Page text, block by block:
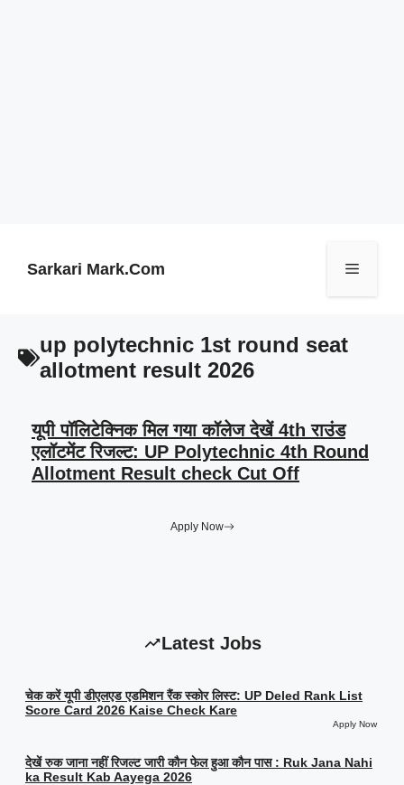
Sarkari Mark.Com Menu
up polytechnic 1st round seat
allotment result 2026
यूपी पॉलिटेक्निक मिल गया कॉलेज देखें 4th राउंड
एलॉटमेंट रिजल्ट: UP Polytechnic 4th Round
Allotment Result check Cut Off
Apply Now
Latest Jobs
चेक करें यूपी डीएलएड एडमिशन रैंक स्कोर लिस्ट: UP Deled Rank List
Score Card 2026 Kaise Check Kare
Apply Now
देखें रुक जाना नहीं रिजल्ट जारी कौन फेल हुआ कौन पास : Ruk Jana Nahi
ka Result Kab Aayega 2026